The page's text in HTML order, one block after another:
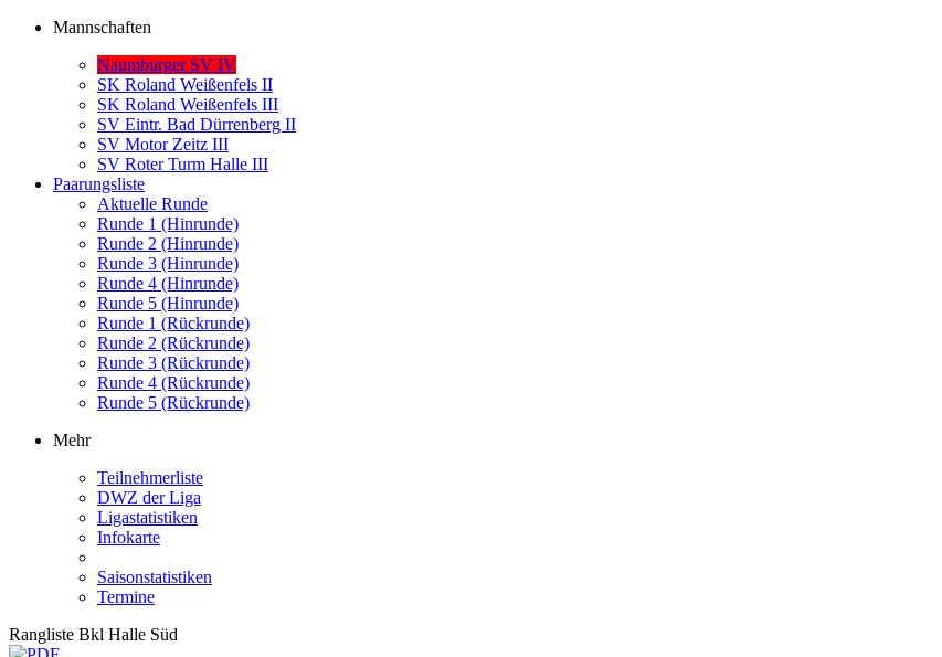
Mannschaften
Naumburger SV IV
SK Roland Weißenfels II
SK Roland Weißenfels III
SV Eintr. Bad Dürrenberg II
SV Motor Zeitz III
SV Roter Turm Halle III
Paarungsliste
Aktuelle Runde
Runde 1 (Hinrunde)
Runde 2 (Hinrunde)
Runde 3 (Hinrunde)
Runde 4 (Hinrunde)
Runde 5 (Hinrunde)
Runde 1 (Rückrunde)
Runde 2 (Rückrunde)
Runde 3 (Rückrunde)
Runde 4 (Rückrunde)
Runde 5 (Rückrunde)
Mehr
Teilnehmerliste
DWZ der Liga
Ligastatistiken
Infokarte
Saisonstatistiken
Termine
Rangliste Bkl Halle Süd